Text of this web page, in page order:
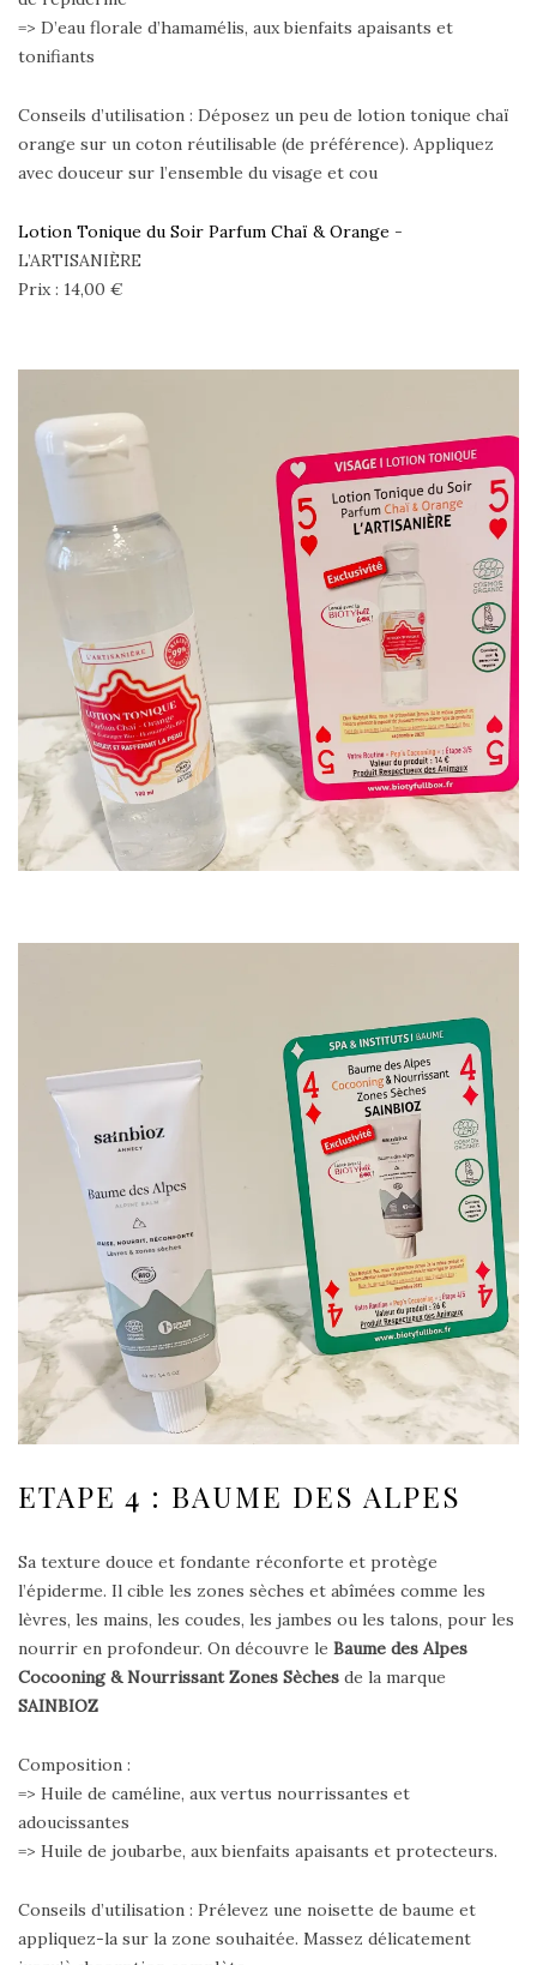
=> D’eau florale d’hamamélis, aux bienfaits apaisants et
tonifiants
Conseils d’utilisation : Déposez un peu de lotion tonique chaï
orange sur un coton réutilisable (de préférence). Appliquez
avec douceur sur l’ensemble du visage et cou
Lotion Tonique du Soir Parfum Chaï & Orange -
L’ARTISANIÈRE
Prix : 14,00 €
ETAPE 4 : BAUME DES ALPES
Sa texture douce et fondante réconforte et protège
l’épiderme. Il cible les zones sèches et abîmées comme les
lèvres, les mains, les coudes, les jambes ou les talons, pour les
nourrir en profondeur. On découvre le Baume des Alpes
Cocooning & Nourrissant Zones Sèches de la marque
SAINBIOZ
Composition :
=> Huile de caméline, aux vertus nourrissantes et
adoucissantes
=> Huile de joubarbe, aux bienfaits apaisants et protecteurs.
Conseils d’utilisation : Prélevez une noisette de baume et
appliquez-la sur la zone souhaitée. Massez délicatement